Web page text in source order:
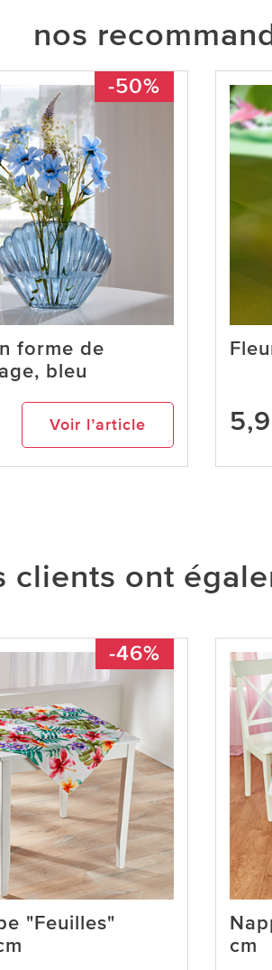
nos
-50%
forme de
bleu
Voir l’article
clients ont
-46%
"Feuilles"
cm